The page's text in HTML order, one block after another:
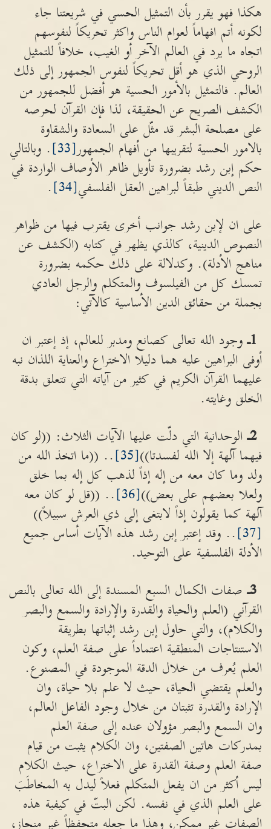
هكذا فهو يقرر بأن التمثيل الحسي في شريعتنا جاء
لكونه أتم افهاماً لعوام الناس واكثر تحريكاً لنفوسهم
اتجاه ما يرد في العالم الآخر أو الغيب، خلافاً للتمثيل
الروحي الذي هو أقل تحريكاً لنفوس الجمهور إلى ذلك
العالم. فالتمثيل بالأمور الحسية هو أفضل للجمهور من
الكشف الصريح عن الحقيقة، لذا فإن القرآن لحرصه
على مصلحة البشر قد مثّل على السعادة والشقاوة
بالامور الحسية لتقريبها من أفهام الجمهور[33]
. وبالتالي
حكم إبن رشد بضرورة تأويل ظاهر الأوصاف الواردة في
النص الديني طبقاً لبراهين العقل الفلسفي[34]
.
على ان لإبن رشد جوانب أخرى يقترب فيها من ظواهر
النصوص الدينية، كالذي يظهر في كتابه (الكشف عن
مناهج الأدلة). وكدلالة على ذلك حكمه بضرورة
تمسك كل من الفيلسوف والمتكلم والرجل العادي
بجملة من حقائق الدين الأساسية كالآتي:
1ـوجود الله تعالى كصانع ومدبر للعالم، إذ إعتبر ان
أوفى البراهين عليه هما دليلا الاختراع والعناية اللذان نبه
عليهما القرآن الكريم في كثير من آياته التي تتعلق بدقة
الخلق وغايته.
2ـالوحدانية التي دلّت عليها الآيات الثلاث: ((لو كان
فيهما آلهة إلا الله لفسدتا))[35]
.. ((ما اتخذ الله من
ولد وما كان معه من إله إذاً لذهب كل إله بما خلق
ولعلا بعضهم على بعض))[36]
.. ((قل لو كان معه
آلهة كما يقولون إذاً لابتغى إلى ذي العرش سبيلاً))
[37]
.. وقد إعتبر إبن رشد هذه الآيات أساس جميع
الأدلة الفلسفية على التوحيد.
3ـصفات الكمال السبع المسندة إلى الله تعالى بالنص
القرآني (العلم والحياة والقدرة والإرادة والسمع والبصر
والكلام)، والتي حاول إبن رشد إثباتها بطريقة
الاستنتاجات المنطقية اعتماداً على صفة العلم، وكون
العلم يُعرف من خلال الدقة الموجودة في المصنوع.
والعلم يقتضي الحياة، حيث لا علم بلا حياة، وان
الإرادة والقدرة تثبتان من خلال وجود الفاعل العالم،
وان السمع والبصر مؤولان عنده إلى صفة العلم
بمدركات هاتين الصفتين، وان الكلام يثبت من قيام
صفة العلم وصفة القدرة على الاختراع، حيث الكلام
ليس أكثر من ان يفعل المتكلم فعلاً ليدل به المخاطَبَ
على العلم الذي في نفسه. لكن البتّ في كيفية هذه
الصفات غير ممكن، وهذا ما جعله متحفظاً غير منحاز،